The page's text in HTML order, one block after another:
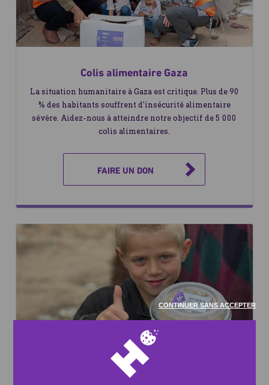
CONTINUER SANS ACCEPTER
Colis alimentaire Gaza
La situation humanitaire à Gaza est critique. Plus de 90
% des habitants souffrent d'insécurité alimentaire
sévère. Aidez-nous à atteindre notre objectif de 5 000
colis alimentaires.
FAIRE UN DON
Repas chauds pour Gaza